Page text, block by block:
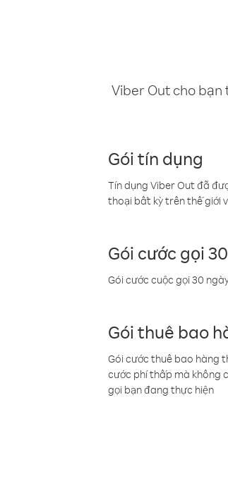
Viber Out cho
Gói tín dụng
Tín dụng Viber Out đã
thoại bất kỳ trên thế giới
Gói cước gọi
Gói cước cuộc gọi 30
Gói thuê bao
Gói cước thuê bao hàng
cước phí thấp mà không
gọi bạn đang thực hiện